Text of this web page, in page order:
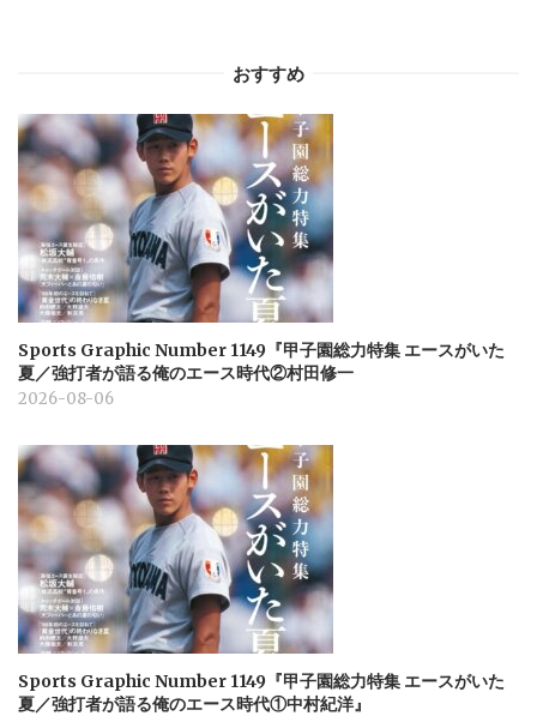
おすすめ
Sports Graphic Number 1149『甲子園総力特集 エースがいた
夏／強打者が語る俺のエース時代②村田修一
2026-08-06
Sports Graphic Number 1149『甲子園総力特集 エースがいた
夏／強打者が語る俺のエース時代①中村紀洋』